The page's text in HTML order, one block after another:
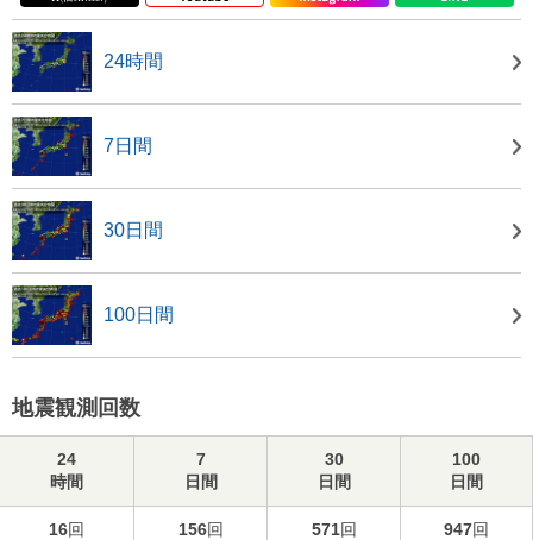
24時間
7日間
30日間
100日間
地震観測回数
24
時間
7
日間
30
日間
100
日間
16回 156回 571回 947回